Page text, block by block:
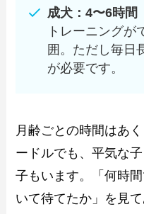
成犬：4〜6時間
トレーニングが
囲。ただし毎日
が必要です。
月齢ごとの時間はあ
ードルでも、平気な
子もいます。「何時
いて待てたか」を見て